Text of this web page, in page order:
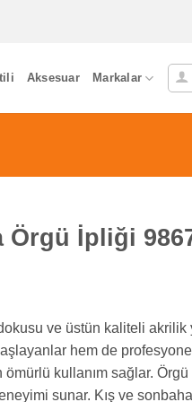
Aksesuar Markalar
İpliği
ve üstün kaliteli akrilik
hem de
kullanım sağlar. Örgü
sunar. Kış ve